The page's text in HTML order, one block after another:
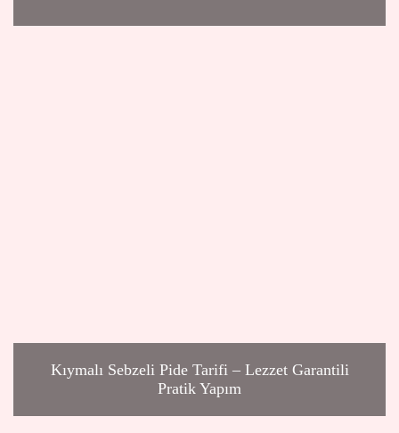
Kıymalı Sebzeli Pide Tarifi – Lezzet Garantili
Pratik Yapım